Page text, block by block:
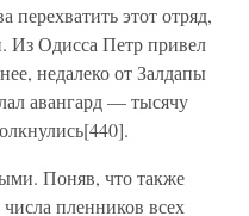
перехватить этот отряд,
Из Одисса Петр привел
недалеко от Залдапы
авангард — тысячу
Поняв, что также
пленников всех